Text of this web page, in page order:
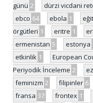
günü 2 dürzi vicdani
ebco 64 ebola 1
örgütleri 1 eritre 1
ermenistan 5 estonya
etkinlik 1 European
Periyodik İnceleme 2
feminizm 2 filipinler 6
fransa 37 frontex 1